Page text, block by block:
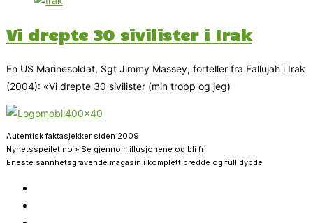
Vi drepte 30 sivilister i Irak
En US Marinesoldat, Sgt Jimmy Massey, forteller fra Fallujah i Irak
(2004): «Vi drepte 30 sivilister (min tropp og jeg)
Autentisk faktasjekker siden 2009
Nyhetsspeilet.no » Se gjennom illusjonene og bli fri
Eneste sannhetsgravende magasin i komplett bredde og full dybde